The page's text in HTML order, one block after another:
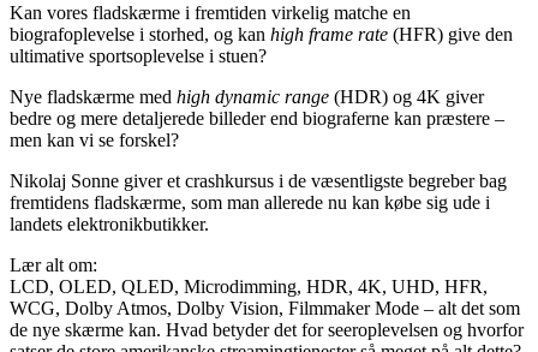
Kan vores fladskærme i fremtiden virkelig matche en
biografoplevelse i storhed, og kan high frame rate (HFR) give den
ultimative sportsoplevelse i stuen?
Nye fladskærme med high dynamic range (HDR) og 4K giver
bedre og mere detaljerede billeder end biograferne kan præstere –
men kan vi se forskel?
Nikolaj Sonne giver et crashkursus i de væsentligste begreber bag
fremtidens fladskærme, som man allerede nu kan købe sig ude i
landets elektronikbutikker.
Lær alt om:
LCD, OLED, QLED, Microdimming, HDR, 4K, UHD, HFR,
WCG, Dolby Atmos, Dolby Vision, Filmmaker Mode – alt det som
de nye skærme kan. Hvad betyder det for seeroplevelsen og hvorfor